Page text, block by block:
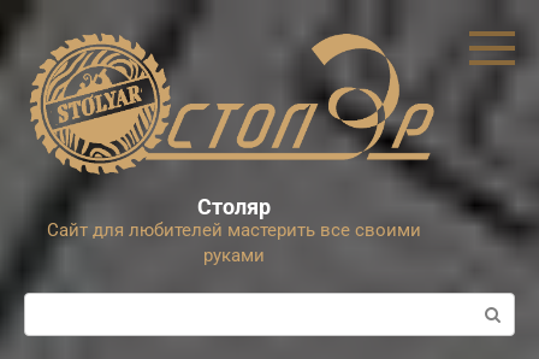
контенту
Столяр
Сайт для любителей мастерить все своими
руками